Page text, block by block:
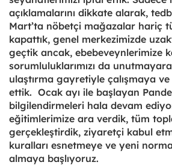
açıklamalarını dikkate alarak,
Mart’ta nöbetçi mağazalar hariç
kapattık, genel merkezimizde
geçtik ancak, ebebeveynlerimize
sorumluluklarımızı da
ulaştırma gayretiyle çalışmaya
ettik. Ocak ayı ile başlayan
bilgilendirmeleri hala devam
eğitimlerimize ara verdik, tüm
gerçekleştirdik, ziyaretçi kabul
kuralları esnetmeye ve yeni
almaya başlıyoruz.